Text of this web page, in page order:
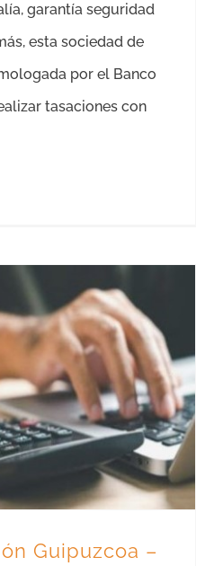
garantía seguridad
esta sociedad de
por el Banco
tasaciones con
Guipuzcoa –